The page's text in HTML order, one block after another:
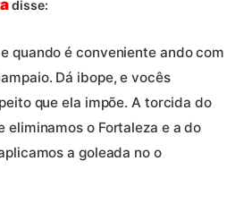
disse:
quando é conveniente ando com
Dá ibope, e vocês
que ela impõe. A torcida do
eliminamos o Fortaleza e a do
a goleada no o